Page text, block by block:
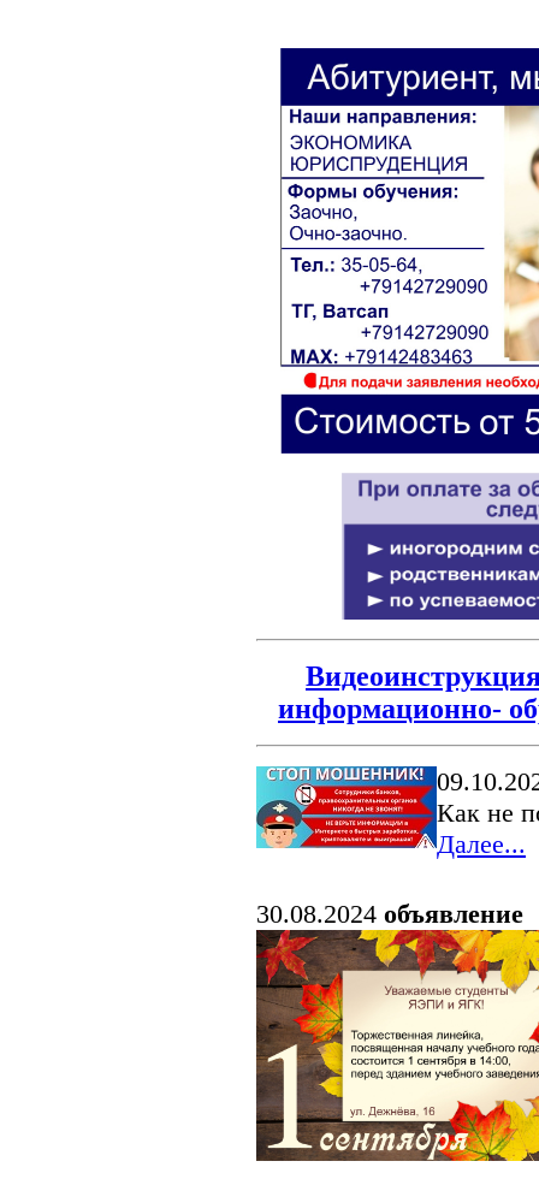
информационно-
Как не
Далее...
30.08.2024 объявление